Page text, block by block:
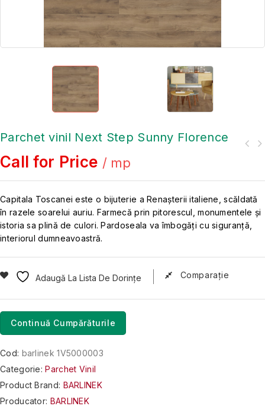
Parchet vinil Next Step Sunny Florence
Call for Price / mp
Capitala Toscanei este o bijuterie a Renașterii italiene, scăldată
în razele soarelui auriu. Farmecă prin pitorescul, monumentele și
istoria sa plină de culori. Pardoseala va îmbogăți cu siguranță,
interiorul dumneavoastră.
Adaugă La Lista De Dorințe Comparaţie
Continuă Cumpărăturile
Cod: barlinek 1V5000003
Categorie:Parchet Vinil
Product Brand: BARLINEK
Producator: BARLINEK